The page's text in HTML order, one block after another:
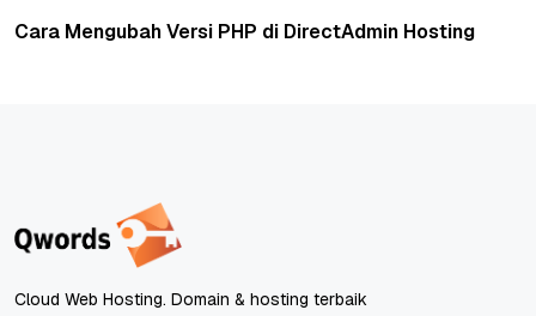
Cara Mengubah Versi PHP di DirectAdmin Hosting
Cloud Web Hosting. Domain & hosting terbaik